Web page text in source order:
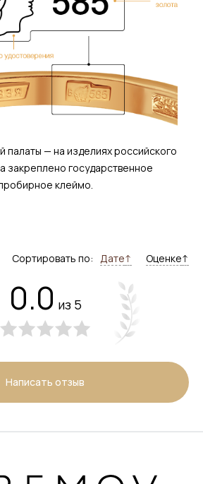
палаты — на изделиях российского
закреплено государственное
клеймо.
Сортировать по: Дате↑ Оценке↑
0.0 из 5
Написать отзыв